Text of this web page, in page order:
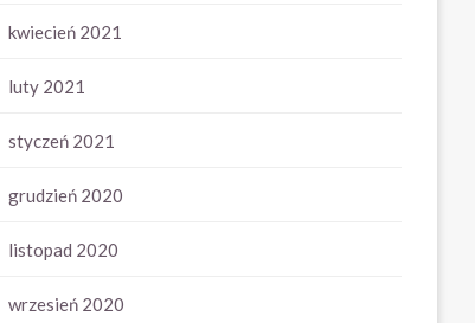
kwiecień 2021
luty 2021
styczeń 2021
grudzień 2020
listopad 2020
wrzesień 2020